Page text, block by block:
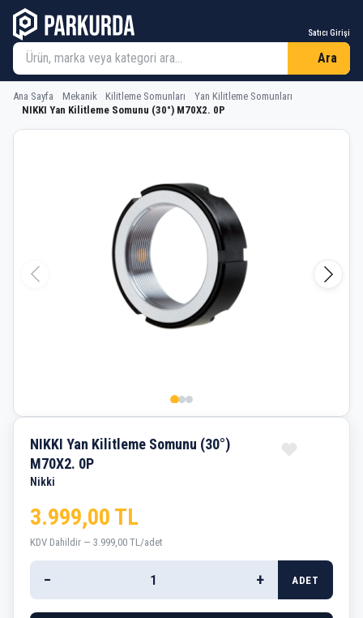
Satıcı Girişi
Ara
Ana Sayfa Mekanik Kilitleme Somunları
Yan Kilitleme Somunları
NIKKI Yan Kilitleme Somunu (30°) M70X2. 0P
NIKKI Yan Kilitleme Somunu (30°)
NIKKI Yan Kilitleme Somunu (30°)
M70X2. 0P
Nikki
3.999,00 TL
KDV Dahildir — 3.999,00 TL/adet
− + ADET